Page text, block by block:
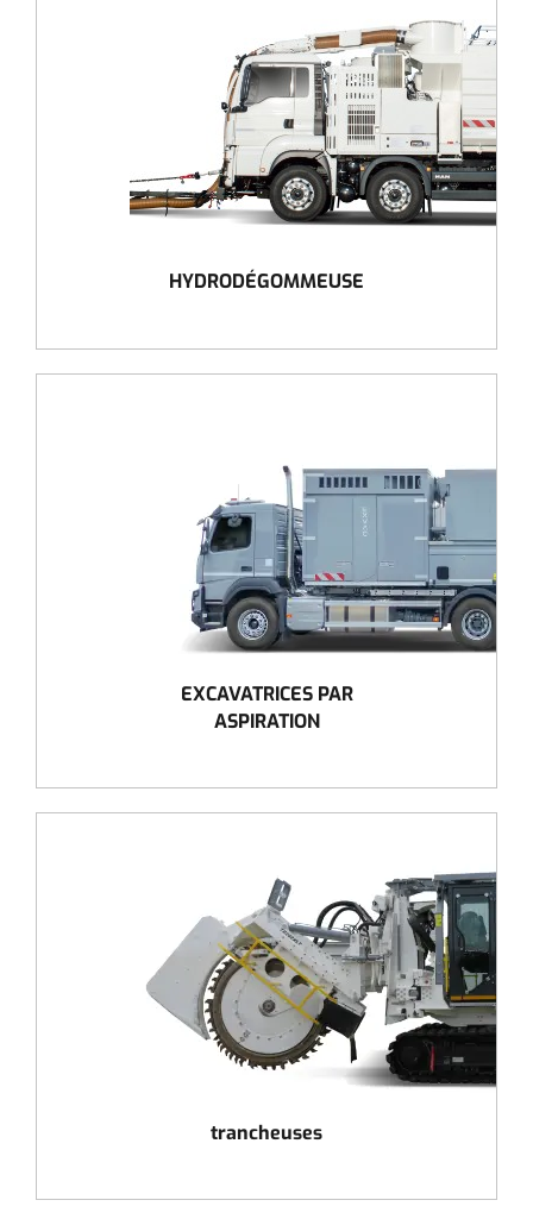
HYDRODÉGOMMEUSE
EXCAVATRICES PAR
ASPIRATION
trancheuses